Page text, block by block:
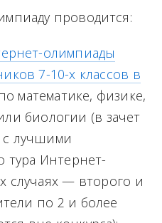
проводится:
олимпиады
7-10-х классов в
математике, физике,
биологии (в зачет
с лучшими
тура Интернет-
случаях — второго и
по 2 и более